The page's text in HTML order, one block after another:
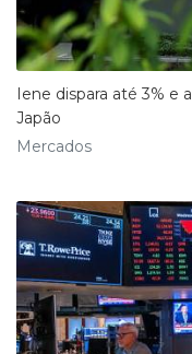
Iene dispara até 3% e
Japão
Mercados